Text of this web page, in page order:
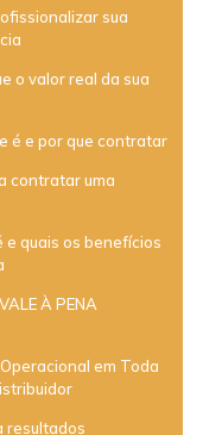
sua
o valor real da sua
é e por que contratar
contratar uma
e quais os benefícios
À PENA
em Toda
resultados